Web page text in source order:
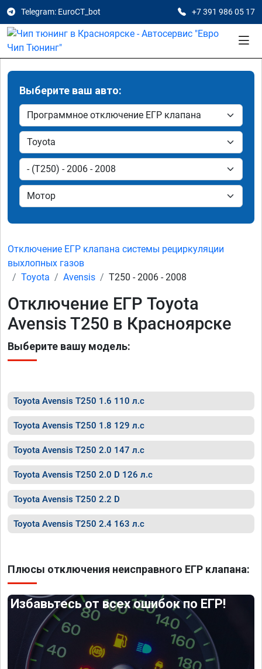
Telegram: EuroCT_bot +7 391 986 05 17
Выберите ваш авто:
Отключение ЕГР клапана системы рециркуляции
выхлопных газов
Toyota
Avensis T250 - 2006 - 2008
Отключение ЕГР Toyota
Avensis T250 в Красноярске
Выберите вашу модель:
Toyota Avensis T250 1.6 110 л.с
Toyota Avensis T250 1.8 129 л.с
Toyota Avensis T250 2.0 147 л.с
Toyota Avensis T250 2.0 D 126 л.с
Toyota Avensis T250 2.2 D
Toyota Avensis T250 2.4 163 л.с
Плюсы отключения неисправного ЕГР клапана:
Избавьтесь от всех ошибок по ЕГР!